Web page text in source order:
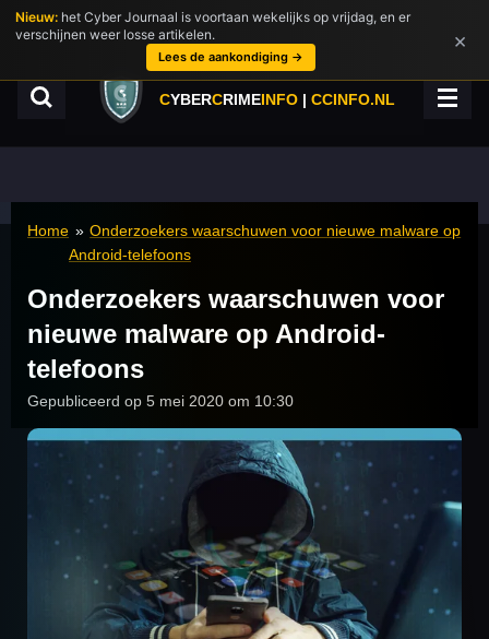
Ga
direct
hoofdinhoud
CYBERCRIMEINFO | CCINFO.NL
Home » Onderzoekers waarschuwen voor nieuwe malware op
Android-telefoons
Onderzoekers waarschuwen voor
nieuwe malware op Android-
telefoons
Gepubliceerd op 5 mei 2020 om 10:30
Nieuw: het Cyber Journaal is voortaan wekelijks op vrijdag, en er
verschijnen weer losse artikelen.
Lees de aankondiging →
×